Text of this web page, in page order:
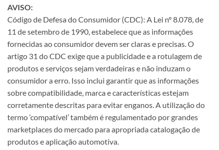
AVISO:
Código de Defesa do Consumidor (CDC): A Lei nº 8.078, de
11 de setembro de 1990, estabelece que as informações
fornecidas ao consumidor devem ser claras e precisas. O
artigo 31 do CDC exige que a publicidade e a rotulagem de
produtos e serviços sejam verdadeiras e não induzam o
consumidor a erro. Isso inclui garantir que as informações
sobre compatibilidade, marca e características estejam
corretamente descritas para evitar enganos. A utilização do
termo ‘compatível’ também é regulamentado por grandes
marketplaces do mercado para apropriada catalogação de
produtos e aplicação automotiva.